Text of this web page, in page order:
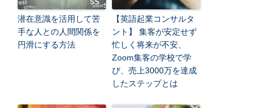
潜在意識を活用して苦
手な人との人間関係を
円滑にする方法
【英語起業コンサルタ
ント】 集客が安定せず
忙しく将来が不安、
Zoom集客の学校で学
び、売上3000万を達成
したステップとは